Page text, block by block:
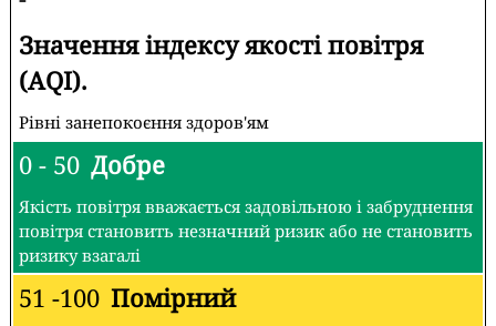
Значення індексу якості повітря
(AQI).
Рівні занепокоєння здоров'ям
0 - 50 Добре
Якість повітря вважається задовільною і забруднення
повітря становить незначний ризик або не становить
ризику взагалі
51 -100 Помірний